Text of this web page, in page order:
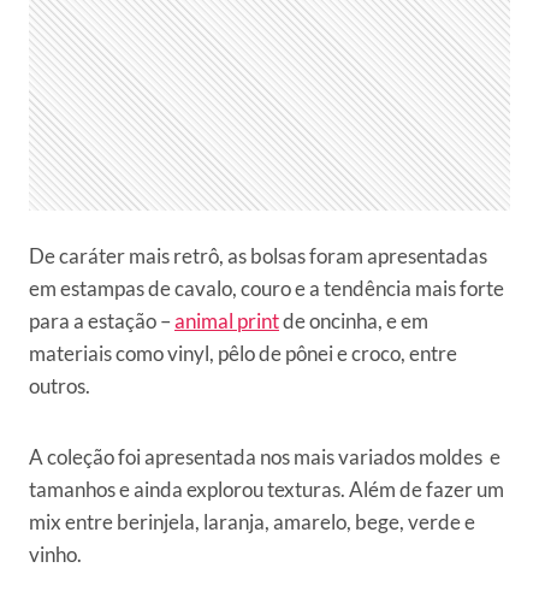
De caráter mais retrô, as bolsas foram apresentadas
em estampas de cavalo, couro e a tendência mais forte
para a estação –animal printde oncinha, e em
materiais como vinyl, pêlo de pônei e croco, entre
outros.
A coleção foi apresentada nos mais variados moldes e
tamanhos e ainda explorou texturas. Além de fazer um
mix entre berinjela, laranja, amarelo, bege, verde e
vinho.